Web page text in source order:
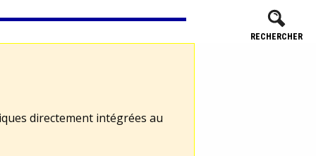
RECHERCHER
directement intégrées au